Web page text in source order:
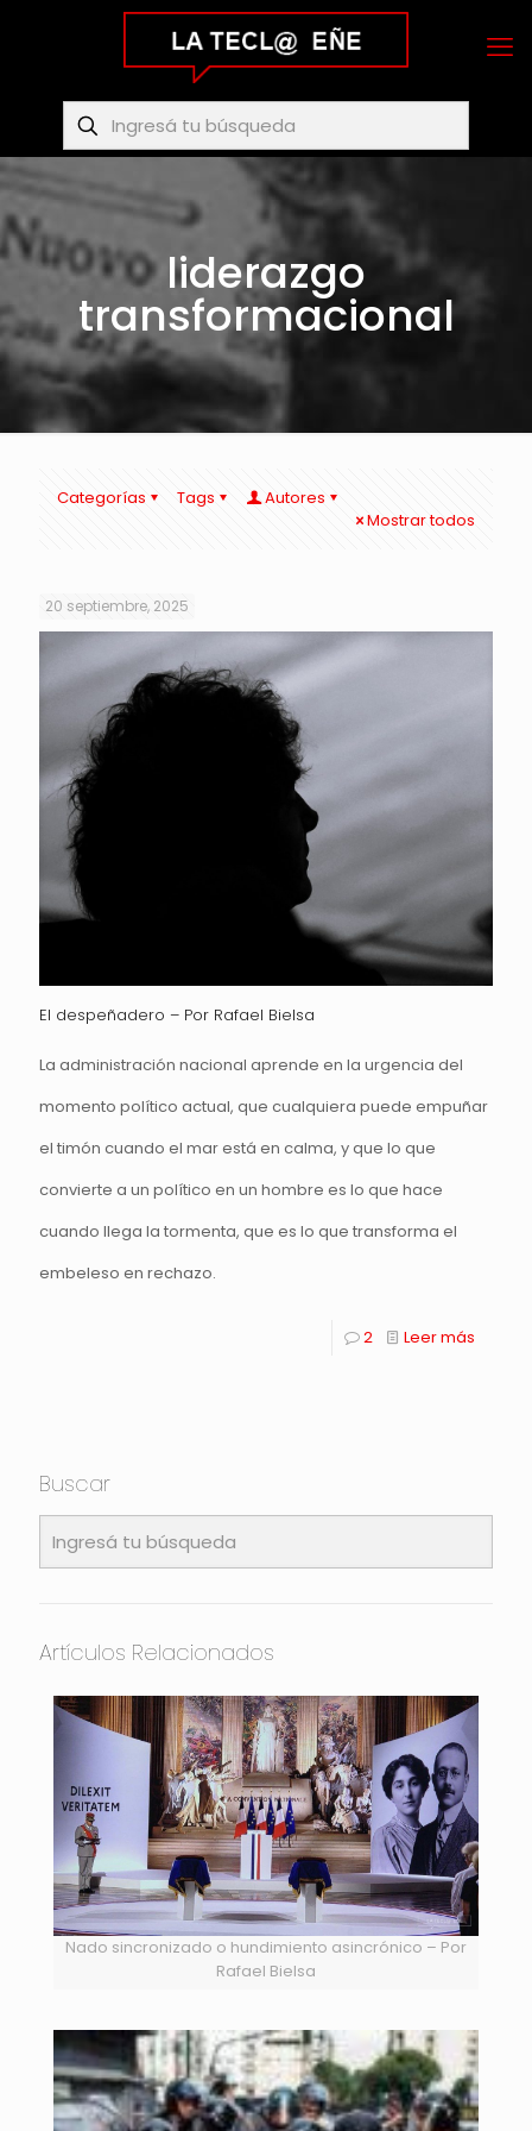
liderazgo
transformacional
Categorías Tags
Autores
Mostrar todos
20 septiembre, 2025
El despeñadero – Por Rafael Bielsa
La administración nacional aprende en la urgencia del
momento político actual, que cualquiera puede empuñar
el timón cuando el mar está en calma, y que lo que
convierte a un político en un hombre es lo que hace
cuando llega la tormenta, que es lo que transforma el
embeleso en rechazo.
2 Leer más
Buscar
Artículos Relacionados
Nado sincronizado o hundimiento asincrónico – Por
Rafael Bielsa